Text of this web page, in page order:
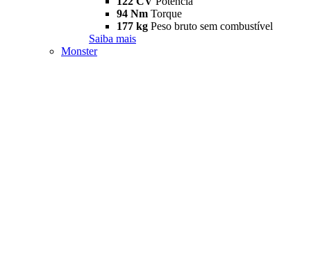
94 Nm Torque
177 kg Peso bruto sem combustível
Saiba mais
Monster